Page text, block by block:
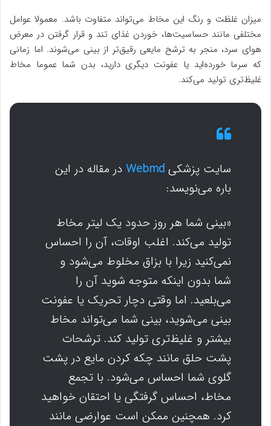
میزان غلظت و رنگ این مخاط می‌تواند متفاوت باشد. معمولا عوامل
مختلفی مانند حساسیت‌ها، خوردن غذای تند و قرار گرفتن در معرض
هوای سرد، منجر به ترشح مایعی رقیق‌تر از بینی می‌شوند. اما زمانی
که سرما خورده‌اید یا عفونت دیگری دارید، بدن شما عموما مخاط
غلیظ‌تری تولید می‌کند.
سایت پزشکی Webmd در مقاله در این
باره می‌نویسد:
«بینی شما هر روز حدود یک لیتر مخاط
تولید می‌کند. اغلب اوقات، آن را احساس
نمی‌کنید زیرا با بزاق مخلوط می‌شود و
شما بدون اینکه متوجه شوید آن را
می‌بلعید. اما وقتی دچار تحریک یا عفونت
بینی می‌شوید، بینی شما می‌تواند مخاط
بیشتر و غلیظ‌تری تولید کند. ترشحات
پشت حلق مانند چکه کردن مایع در پشت
گلوی شما احساس می‌شود. با تجمع
مخاط، احساس گرفتگی یا احتقان خواهید
کرد. همچنین ممکن است عوارضی مانند